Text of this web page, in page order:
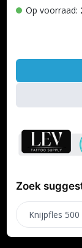
Op voorraad:
Zoek
Knijpfles